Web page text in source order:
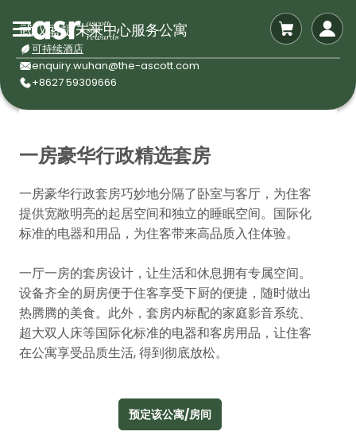
武汉盛捷未来中心服务公寓
可持续酒店
enquiry.wuhan@the-ascott.com
+8627 59309666
一房豪华行政精选套房
一房豪华行政套房巧妙地分隔了卧室与客厅，为住客
提供宽敞明亮的起居空间和独立的睡眠空间。国际化
标准的电器和用品，为住客带来高品质入住体验。
一厅一房的套房设计，让生活和休息拥有专属空间。
设备齐全的厨房便于住客享受下厨的便捷，随时做出
热腾腾的美食。此外，套房内标配的家庭影音系统、
超大双人床等国际化标准的电器和客房用品，让住客
在公寓享受品质生活, 得到彻底放松。
预定该公寓/房间